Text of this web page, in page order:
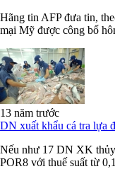
Hãng tin AFP đưa tin,
mại Mỹ được công bố
13 năm trước
DN xuất khẩu cá tra lựa
Nếu như 17 DN XK
POR8 với thuế suất từ